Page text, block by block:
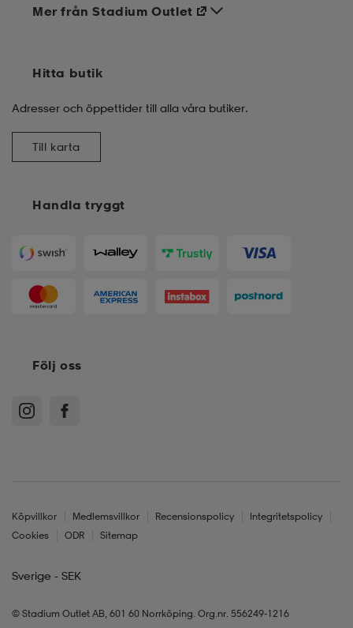
Handla tryggt
Mer från Stadium Outlet
Hitta butik
Adresser och öppettider till alla våra butiker.
Till karta
Följ oss
Köpvillkor Medlemsvillkor Recensionspolicy
Integritetspolicy
Cookies
ODR Sitemap
Sverige - SEK
© Stadium Outlet AB, 601 60 Norrköping. Org.nr. 556249-1216